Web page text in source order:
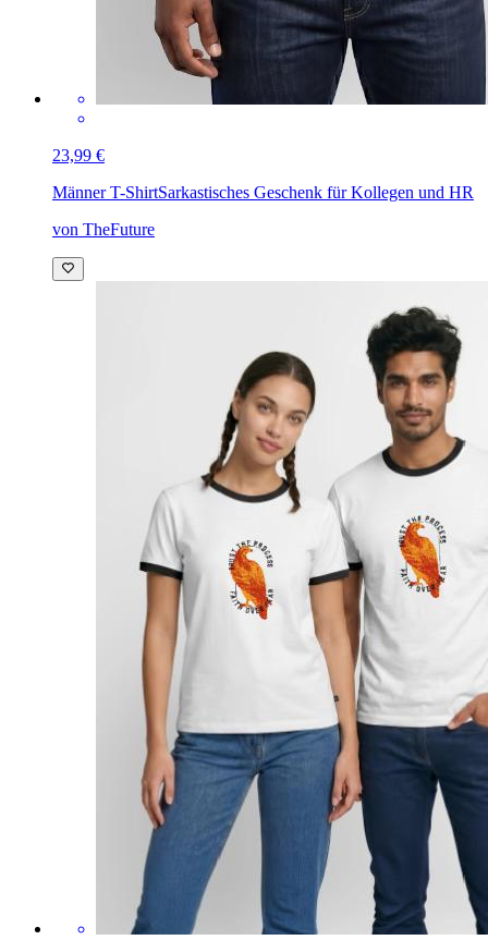
23,99 €
Männer T-ShirtSarkastisches Geschenk für Kollegen und HR
von TheFuture